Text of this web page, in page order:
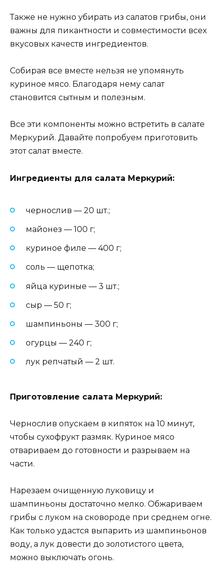
Также не нужно убирать из салатов грибы, они
важны для пикантности и совместимости всех
вкусовых качеств ингредиентов.
Собирая все вместе нельзя не упомянуть
куриное мясо. Благодаря нему салат
становится сытным и полезным.
Все эти компоненты можно встретить в салате
Меркурий. Давайте попробуем приготовить
этот салат вместе.
Ингредиенты для салата Меркурий:
чернослив — 20 шт.;
майонез — 100 г;
куриное филе — 400 г;
соль — щепотка;
яйца куриные — 3 шт.;
сыр — 50 г;
шампиньоны — 300 г;
огурцы — 240 г;
лук репчатый — 2 шт.
Приготовление салата Меркурий:
Чернослив опускаем в кипяток на 10 минут,
чтобы сухофрукт размяк. Куриное мясо
отвариваем до готовности и разрываем на
части.
Нарезаем очищенную луковицу и
шампиньоны достаточно мелко. Обжариваем
грибы с луком на сковороде при среднем огне.
Как только удастся выпарить из шампиньонов
воду, а лук довести до золотистого цвета,
можно выключать огонь.